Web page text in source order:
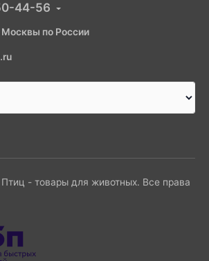
44-56
Москвы по России
- товары для животных. Все права